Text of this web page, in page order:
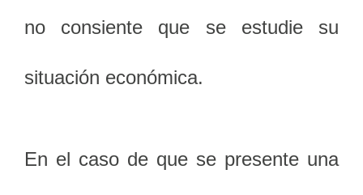
no consiente que se estudie su
situación económica.
En el caso de que se presente una